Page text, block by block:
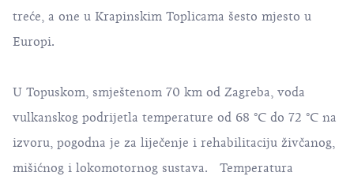
treće, a one u Krapinskim Toplicama šesto mjesto u
Europi.
U Topuskom, smještenom 70 km od Zagreba, voda
vulkanskog podrijetla temperature od 68 °C do 72 °C na
izvoru, pogodna je za liječenje i rehabilitaciju živčanog,
mišićnog i lokomotornog sustava. Temperatura